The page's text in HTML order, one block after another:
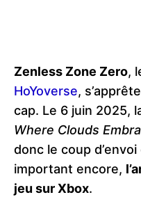
Zenless Zone Zero,
HoYoverse,
cap. Le 6 juin 2025,
Where Clouds
donc le coup d’envoi
important encore,
jeu sur Xbox.